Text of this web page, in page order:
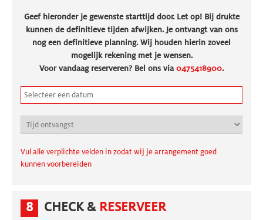
Geef hieronder je gewenste starttijd door. Let op! Bij drukte
kunnen de definitieve tijden afwijken. Je ontvangt van ons
nog een definitieve planning. Wij houden hierin zoveel
mogelijk rekening met je wensen.
Voor vandaag reserveren? Bel ons via0475418900.
Vul alle verplichte velden in zodat wij je arrangement goed
kunnen voorbereiden
8 CHECK & RESERVEER